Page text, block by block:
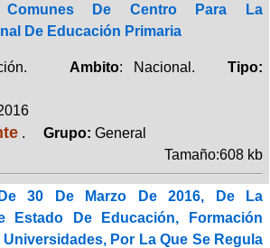
Comunes De Centro Para La
De Educación Primaria
Ambito: Nacional.Tipo:
. Grupo: General
Tamaño:608 kb
30 De Marzo De 2016, De La
Estado De Educación, Formación
Por La Que Se Regula